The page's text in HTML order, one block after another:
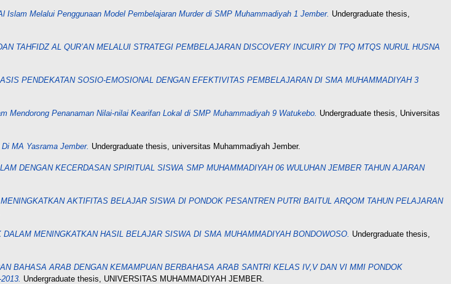
Islam Melalui Penggunaan Model Pembelajaran Murder di SMP Muhammadiyah 1 Jember. Undergraduate thesis,
TAHFIDZ AL QUR’AN MELALUI STRATEGI PEMBELAJARAN DISCOVERY INCUIRY DI TPQ MTQS NURUL HUSNA
PENDEKATAN SOSIO-EMOSIONAL DENGAN EFEKTIVITAS PEMBELAJARAN DI SMA MUHAMMADIYAH 3
Mendorong Penanaman Nilai-nilai Kearifan Lokal di SMP Muhammadiyah 9 Watukebo. Undergraduate thesis, Universitas
MA Yasrama Jember. Undergraduate thesis, universitas Muhammadiyah Jember.
DENGAN KECERDASAN SPIRITUAL SISWA SMP MUHAMMADIYAH 06 WULUHAN JEMBER TAHUN AJARAN
AKTIFITAS BELAJAR SISWA DI PONDOK PESANTREN PUTRI BAITUL ARQOM TAHUN PELAJARAN
MENINGKATKAN HASIL BELAJAR SISWA DI SMA MUHAMMADIYAH BONDOWOSO. Undergraduate thesis,
BAHASA ARAB DENGAN KEMAMPUAN BERBAHASA ARAB SANTRI KELAS IV,V DAN VI MMI PONDOK
Undergraduate thesis, UNIVERSITAS MUHAMMADIYAH JEMBER.